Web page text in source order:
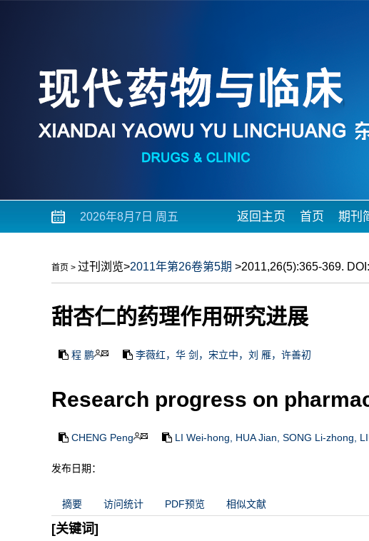
2026年8月7日 周五 返回主页 首页 期刊
首页 > 过刊浏览>2011年第26卷第5期 >2011,26(5):365-369.
甜杏仁的药理作用研究进展
程 鹏 李薇红，华 剑，宋立中，刘 雁，许善初
Research progress on
CHENG Peng LI Wei-hong, HUA Jian, SONG Li-zhong,
发布日期：
摘要 访问统计 PDF预览 相似文献
[关键词]